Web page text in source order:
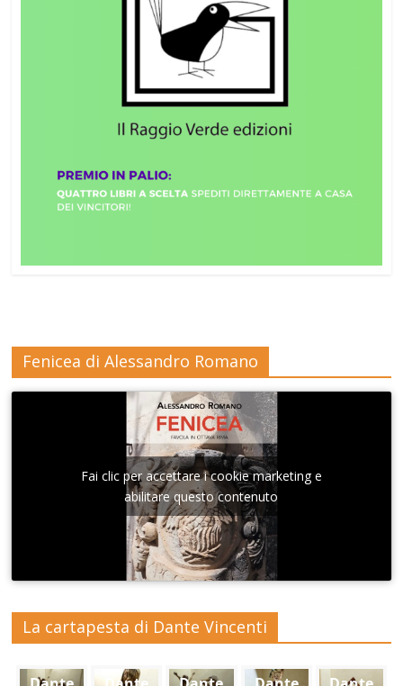
Fenicea di Alessandro Romano
Fai clic per accettare i cookie marketing e
abilitare questo contenuto
La cartapesta di Dante Vincenti